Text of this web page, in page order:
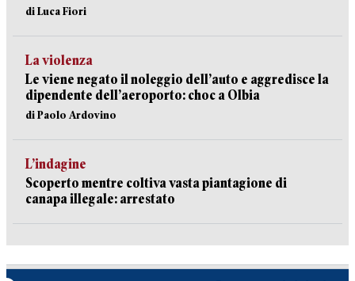
di Luca Fiori
La violenza
Le viene negato il noleggio dell’auto e aggredisce la
dipendente dell’aeroporto: choc a Olbia
di Paolo Ardovino
L’indagine
Scoperto mentre coltiva vasta piantagione di
canapa illegale: arrestato